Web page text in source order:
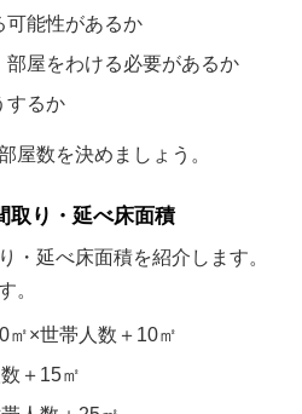
可能性があるか
屋をわける必要があるか
するか
屋数を決めましょう。
取り・延べ床面積
・延べ床面積を紹介します。
。
㎡×世帯人数＋10㎡
＋15㎡